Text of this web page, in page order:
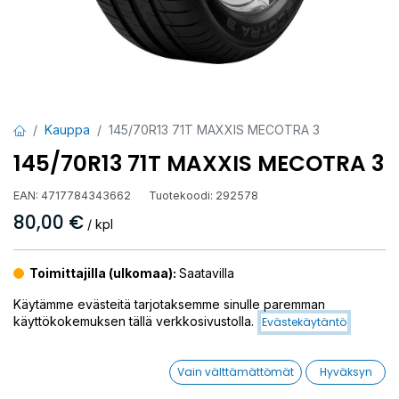
Kauppa 145/70R13 71T MAXXIS MECOTRA 3
145/70R13 71T MAXXIS MECOTRA 3
EAN: 4717784343662 Tuotekoodi: 292578
80,00 € / kpl
Toimittajilla (ulkomaa): Saatavilla
Asennuspalvelu
Käytämme evästeitä tarjotaksemme sinulle paremman
käyttökokemuksen tällä verkkosivustolla. Evästekäytäntö
Vain välttämättömät Hyväksyn